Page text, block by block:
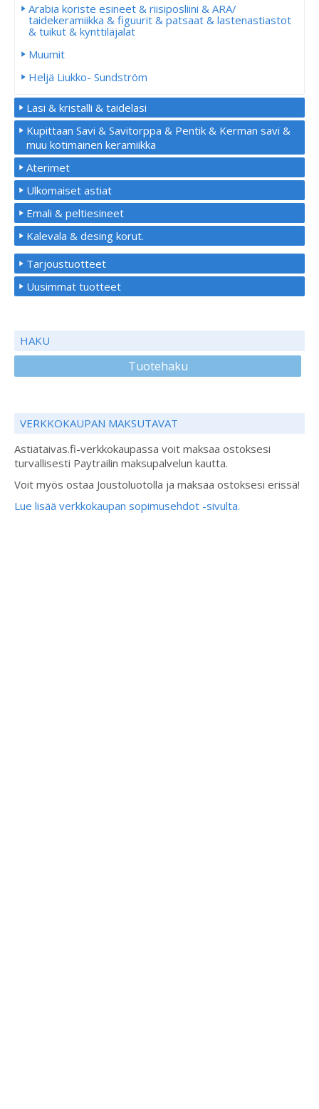
Arabia koriste esineet & riisiposliini & ARA/
taidekeramiikka & figuurit & patsaat & lastenastiastot
& tuikut & kynttiläjalat
Muumit
Heljä Liukko- Sundström
Lasi & kristalli & taidelasi
Kupittaan Savi & Savitorppa & Pentik & Kerman savi &
muu kotimainen keramiikka
Aterimet
Ulkomaiset astiat
Emali & peltiesineet
Kalevala & desing korut.
Tarjoustuotteet
Uusimmat tuotteet
HAKU
Tuotehaku
VERKKOKAUPAN MAKSUTAVAT
Astiataivas.fi-verkkokaupassa voit maksaa ostoksesi
turvallisesti Paytrailin maksupalvelun kautta.
Voit myös ostaa Joustoluotolla ja maksaa ostoksesi erissä!
Lue lisää verkkokaupan sopimusehdot -sivulta.